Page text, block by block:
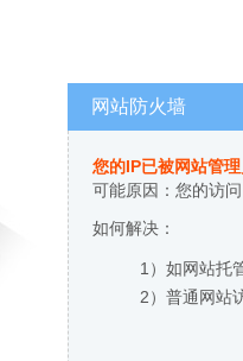
网站防火墙
您的IP已被网站管
可能原因：您的访
如何解决：
1）如网站托
2）普通网站